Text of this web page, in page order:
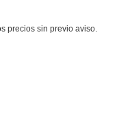
precios sin previo aviso.